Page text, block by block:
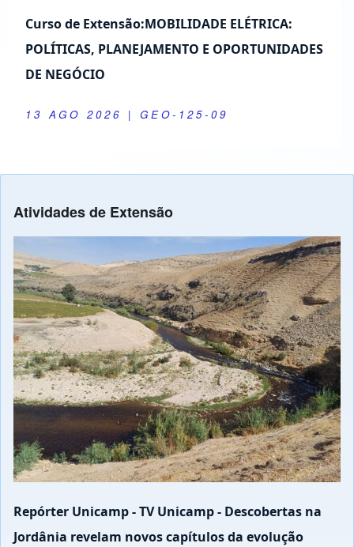
Curso de Extensão:MOBILIDADE ELÉTRICA:
POLÍTICAS, PLANEJAMENTO E OPORTUNIDADES
DE NEGÓCIO
13 AGO 2026 | GEO-125-09
Atividades de Extensão
Repórter Unicamp - TV Unicamp - Descobertas na
Jordânia revelam novos capítulos da evolução